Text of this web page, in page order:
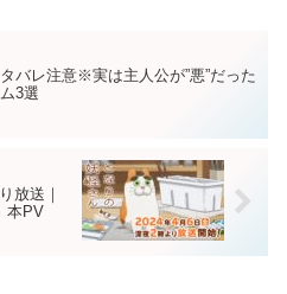
バレ注意※実は主人公が”悪”だった
3選
放送｜
本PV